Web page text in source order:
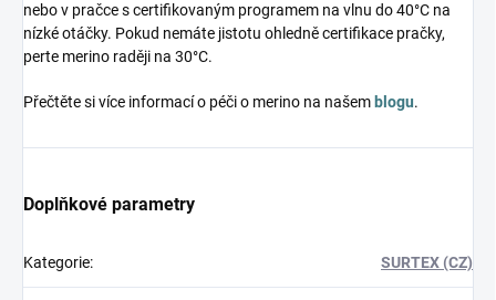
nebo v pračce s certifikovaným programem na vlnu do 40°C na
nízké otáčky. Pokud nemáte jistotu ohledně certifikace pračky,
perte merino raději na 30°C.
Přečtěte si více informací o péči o merino na našem blogu.
Doplňkové parametry
Kategorie: SURTEX (CZ)